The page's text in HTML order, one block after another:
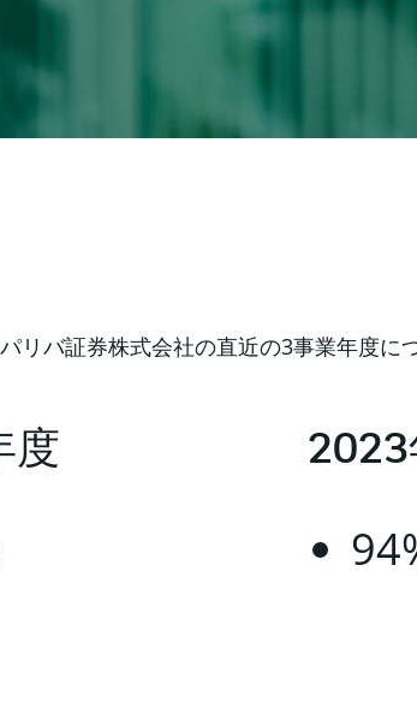
バ証券株式会社の直近の3事業年度に
度 2023